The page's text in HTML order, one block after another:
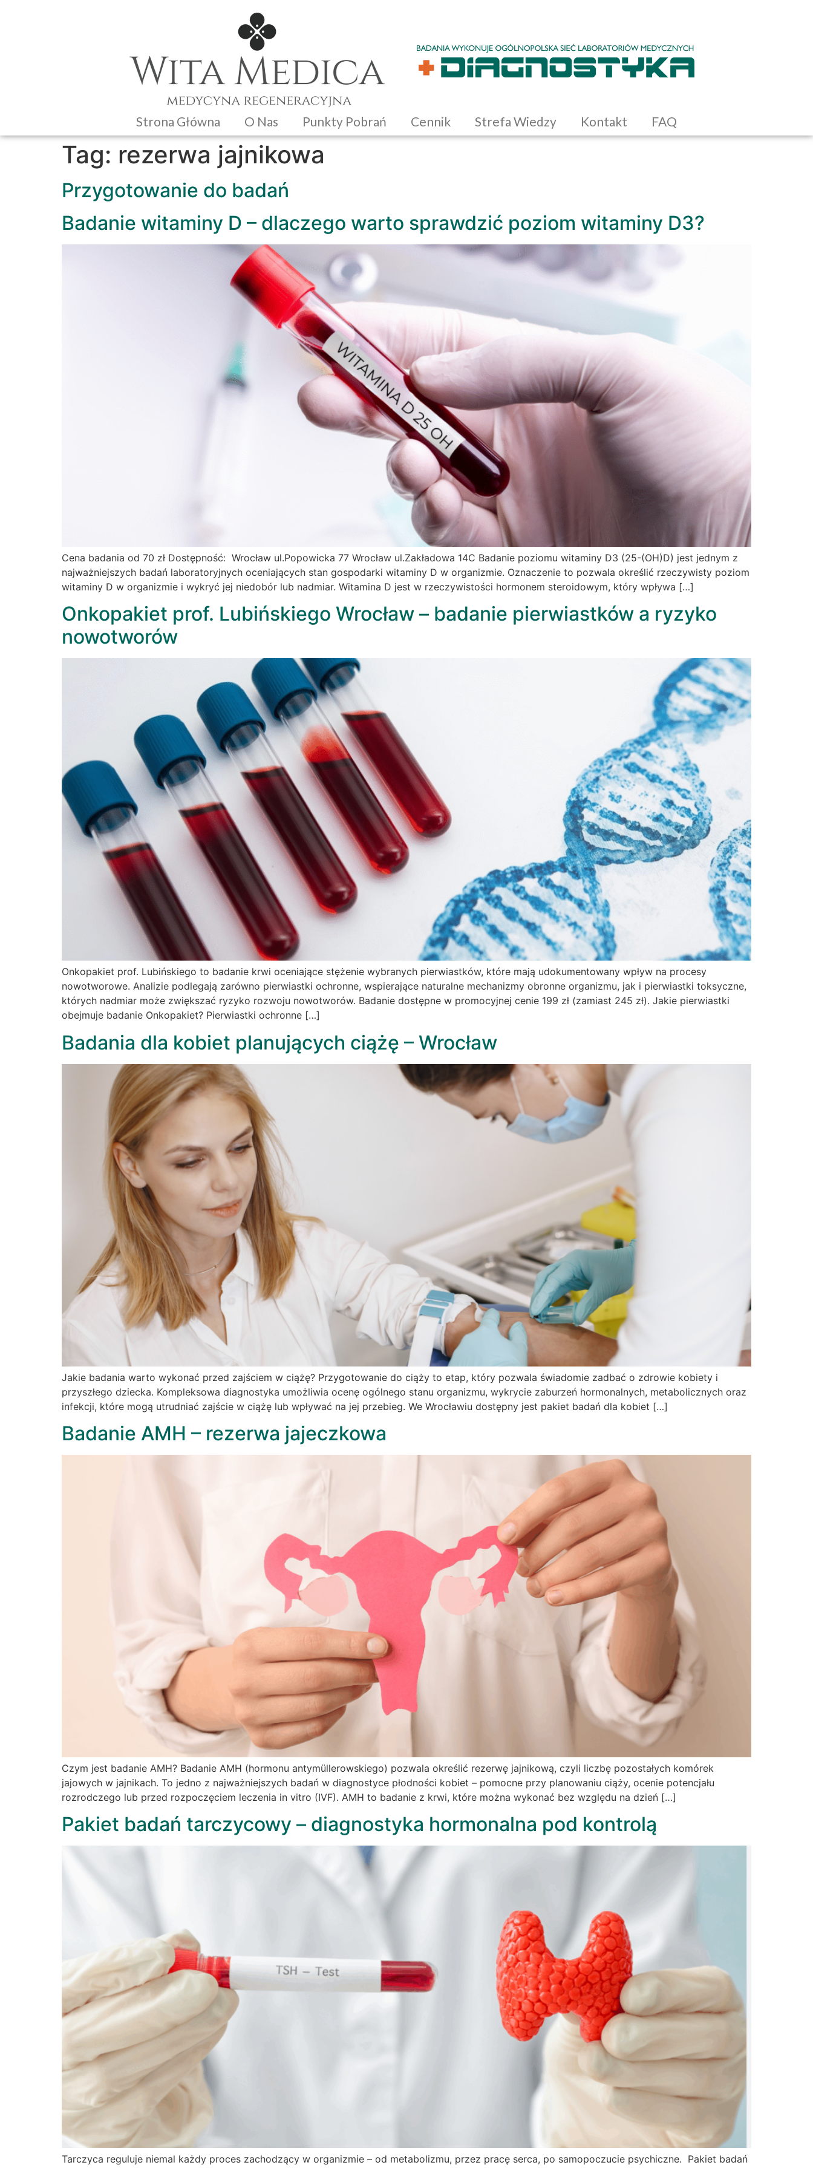
Strona Główna O Nas Punkty Pobrań Cennik Strefa Wiedzy Kontakt FAQ
Tag: rezerwa jajnikowa
Przygotowanie do badań
Badanie witaminy D – dlaczego warto sprawdzić poziom witaminy D3?
Cena badania od 70 zł Dostępność: Wrocław ul.Popowicka 77 Wrocław ul.Zakładowa 14C Badanie poziomu witaminy D3 (25-(OH)D) jest jednym z
najważniejszych badań laboratoryjnych oceniających stan gospodarki witaminy D w organizmie. Oznaczenie to pozwala określić rzeczywisty poziom
witaminy D w organizmie i wykryć jej niedobór lub nadmiar. Witamina D jest w rzeczywistości hormonem steroidowym, który wpływa […]
Onkopakiet prof. Lubińskiego Wrocław – badanie pierwiastków a ryzyko
nowotworów
Onkopakiet prof. Lubińskiego to badanie krwi oceniające stężenie wybranych pierwiastków, które mają udokumentowany wpływ na procesy
nowotworowe. Analizie podlegają zarówno pierwiastki ochronne, wspierające naturalne mechanizmy obronne organizmu, jak i pierwiastki toksyczne,
których nadmiar może zwiększać ryzyko rozwoju nowotworów. Badanie dostępne w promocyjnej cenie 199 zł (zamiast 245 zł). Jakie pierwiastki
obejmuje badanie Onkopakiet? Pierwiastki ochronne […]
Badania dla kobiet planujących ciążę – Wrocław
Jakie badania warto wykonać przed zajściem w ciążę? Przygotowanie do ciąży to etap, który pozwala świadomie zadbać o zdrowie kobiety i
przyszłego dziecka. Kompleksowa diagnostyka umożliwia ocenę ogólnego stanu organizmu, wykrycie zaburzeń hormonalnych, metabolicznych oraz
infekcji, które mogą utrudniać zajście w ciążę lub wpływać na jej przebieg. We Wrocławiu dostępny jest pakiet badań dla kobiet […]
Badanie AMH – rezerwa jajeczkowa
Czym jest badanie AMH? Badanie AMH (hormonu antymüllerowskiego) pozwala określić rezerwę jajnikową, czyli liczbę pozostałych komórek
jajowych w jajnikach. To jedno z najważniejszych badań w diagnostyce płodności kobiet – pomocne przy planowaniu ciąży, ocenie potencjału
rozrodczego lub przed rozpoczęciem leczenia in vitro (IVF). AMH to badanie z krwi, które można wykonać bez względu na dzień […]
Pakiet badań tarczycowy – diagnostyka hormonalna pod kontrolą
Tarczyca reguluje niemal każdy proces zachodzący w organizmie – od metabolizmu, przez pracę serca, po samopoczucie psychiczne. Pakiet badań